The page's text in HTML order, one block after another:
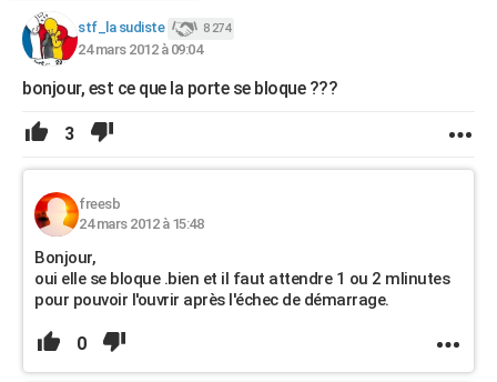
stf_la sudiste 8 274
24 mars 2012 à 09:04
bonjour, est ce que la porte se bloque ???
3
freesb
24 mars 2012 à 15:48
Bonjour,
oui elle se bloque .bien et il faut attendre 1 ou 2 mlinutes
pour pouvoir l'ouvrir après l'échec de démarrage.
0